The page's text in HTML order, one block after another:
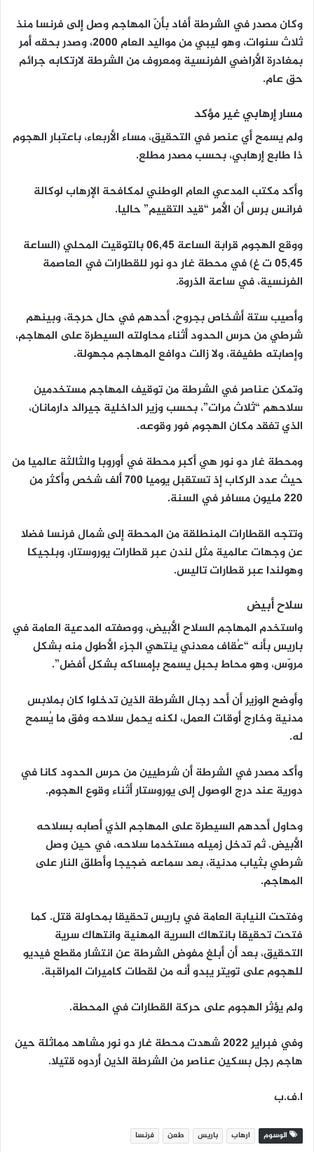
وكان مصدر في الشرطة أفاد بأنّ المهاجم وصل إلى فرنسا منذ
ثلاث سنوات، وهو ليبي من مواليد العام 2000، وصدر بحقه أمر
بمغادرة الأراضي الفرنسية ومعروف من الشرطة لارتكابه جرائم
حق عام.
مسار إرهابي غير مؤكد
ولم يسمح أي عنصر في التحقيق، مساء الأربعاء، باعتبار الهجوم
ذا طابع إرهابي، بحسب مصدر مطلع.
وأكد مكتب المدعي العام الوطني لمكافحة الإرهاب لوكالة
فرانس برس أن الأمر “قيد التقييم” حاليا.
ووقع الهجوم قرابة الساعة 06,45 بالتوقيت المحلي (الساعة
05,45 ت غ) في محطة غار دو نور للقطارات في العاصمة
الفرنسية، في ساعة الذروة.
وأصيب ستة أشخاص بجروح، أحدهم في حال حرجة، وبينهم
شرطي من حرس الحدود أثناء محاولته السيطرة على المهاجم،
وإصابته طفيفة، ولا زالت دوافع المهاجم مجهولة.
وتمكن عناصر في الشرطة من توقيف المهاجم مستخدمين
سلاحهم “ثلاث مرات”، بحسب وزير الداخلية جيرالد دارمانان،
الذي تفقد مكان الهجوم فور وقوعه.
ومحطة غار دو نور هي أكبر محطة في أوروبا والثالثة عالميا من
حيث عدد الركاب إذ تستقبل يوميا 700 ألف شخص وأكثر من
220 مليون مسافر في السنة.
وتتجه القطارات المنطلقة من المحطة إلى شمال فرنسا فضلا
عن وجهات عالمية مثل لندن عبر قطارات يوروستار، وبلجيكا
وهولندا عبر قطارات تاليس.
سلاح أبيض
واستخدم المهاجم السلاح الأبيض، ووصفته المدعية العامة في
باريس بأنه “عُقاف معدني ينتهي الجزء الأطول منه بشكل
مروّس، وهو محاط بحبل يسمح بإمساكه بشكل أفضل”.
وأوضح الوزير أن أحد رجال الشرطة الذين تدخلوا كان بملابس
مدنية وخارج أوقات العمل، لكنه يحمل سلاحه وفق ما يُسمح
له.
وأكد مصدر في الشرطة أن شرطيين من حرس الحدود كانا في
دورية عند درج الوصول إلى يوروستار أثناء وقوع الهجوم.
وحاول أحدهم السيطرة على المهاجم الذي أصابه بسلاحه
الأبيض. ثم تدخل زميله مستخدما سلاحه، في حين وصل
شرطي بثياب مدنية، بعد سماعه ضجيجا وأطلق النار على
المهاجم.
وفتحت النيابة العامة في باريس تحقيقا بمحاولة قتل. كما
فتحت تحقيقا بانتهاك السرية المهنية وانتهاك سرية
التحقيق، بعد أن أبلغ مفوض الشرطة عن انتشار مقطع فيديو
للهجوم على تويتر يبدو أنه من لقطات كاميرات المراقبة.
ولم يؤثر الهجوم على حركة القطارات في المحطة.
وفي فبراير 2022 شهدت محطة غار دو نور مشاهد مماثلة حين
هاجم رجل بسكين عناصر من الشرطة الذين أردوه قتيلا.
ا.ف.ب
الوسوم ارهاب باريس طعن فرنسا